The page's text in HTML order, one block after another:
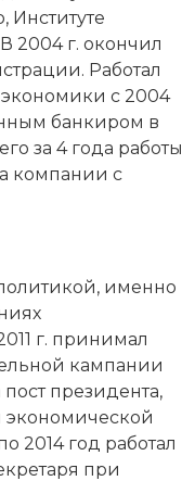
культуры
методология
Институте
2004 г. окончил
Работал
с 2004
банкиром в
за 4 года работы
компании с
именно
г. принимал
кампании
президента,
экономической
2014 год работал
при